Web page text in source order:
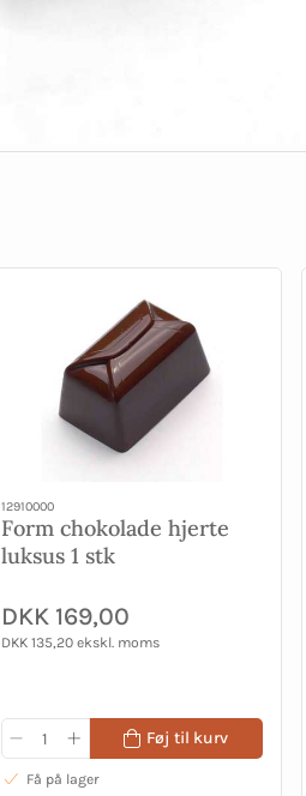
12910000
Form chokolade hjerte
luksus 1 stk
DKK 169,00
DKK 135,20 ekskl. moms
Føj til kurv
Få på lager